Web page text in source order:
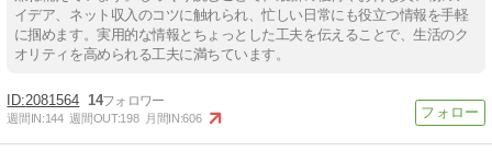
イデア、ネット収入のコツに触れられ、忙しい日常にも役立つ情報を手軽
に掴めます。実用的な情報とちょっとした工夫を伝えることで、生活のク
オリティを高められる工夫に満ちています。
2081564 14
週間IN:144 週間OUT:198 月間IN:606